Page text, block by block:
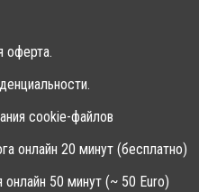
оферта.
cookie-файлов
онлайн 20 минут (бесплатно)
онлайн 50 минут (~ 50 Euro)